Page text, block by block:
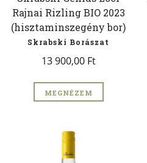
Rajnai Rizling BIO 2023
(hisztaminszegény bor)
Skrabski Borászat
13 900,00 Ft
MEGNÉZEM